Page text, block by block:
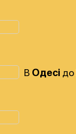
В Одесі до